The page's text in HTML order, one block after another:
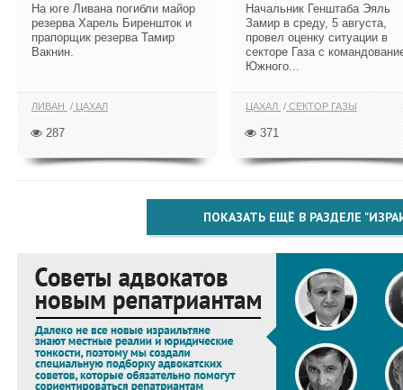
На юге Ливана погибли майор
резерва Харель Биреншток и
прапорщик резерва Тамир
Вакнин.
ЛИВАН ЦАХАЛ
287
Начальник Генштаба Эяль
Замир в среду, 5 августа,
провел оценку ситуации в
секторе Газа с
Южного...
ЦАХАЛ СЕКТОР ГАЗЫ
371
ПОКАЗАТЬ ЕЩЁ В РАЗДЕЛЕ